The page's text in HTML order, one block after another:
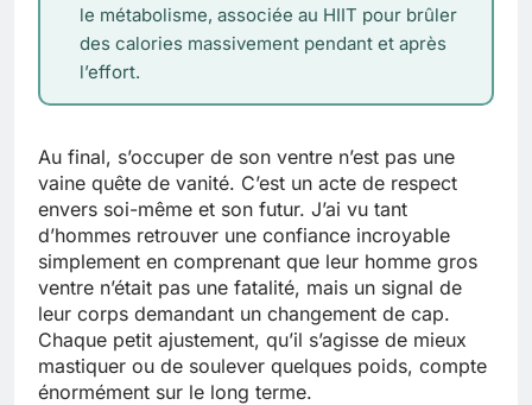
le métabolisme, associée au HIIT pour brûler
des calories massivement pendant et après
l’effort.
Au final, s’occuper de son ventre n’est pas une
vaine quête de vanité. C’est un acte de respect
envers soi-même et son futur. J’ai vu tant
d’hommes retrouver une confiance incroyable
simplement en comprenant que leur homme gros
ventre n’était pas une fatalité, mais un signal de
leur corps demandant un changement de cap.
Chaque petit ajustement, qu’il s’agisse de mieux
mastiquer ou de soulever quelques poids, compte
énormément sur le long terme.